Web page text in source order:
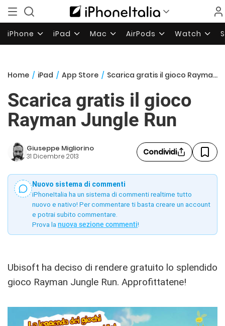
iPhone iPad Mac AirPods Watch
Home / iPad / App Store / Scarica gratis il gioco Rayman Jungle Run
Scarica gratis il gioco
Rayman Jungle Run
Giuseppe Migliorino
31 Dicembre 2013 Condividi
Nuovo sistema di commenti
iPhoneItalia ha un sistema di commenti realtime tutto
nuovo e nativo! Per commentare ti basta creare un account
e potrai subito commentare.
Prova la nuova sezione commenti!
Ubisoft ha deciso di rendere gratuito lo splendido
gioco Rayman Jungle Run. Approfittatene!